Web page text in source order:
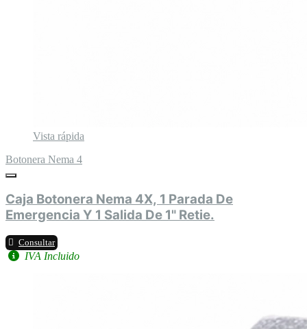
Vista rápida
Botonera Nema 4
Caja Botonera Nema 4X, 1 Parada De
Emergencia Y 1 Salida De 1" Retie.
Consultar
IVA Incluido